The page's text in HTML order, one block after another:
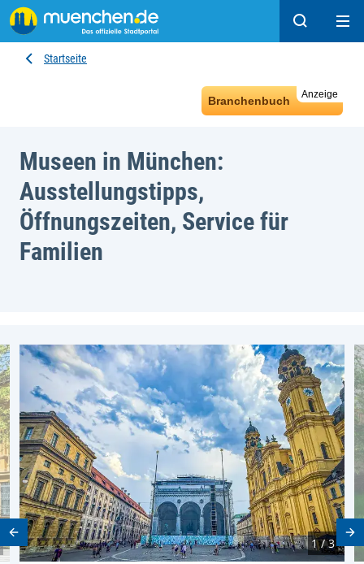
Suchen
Startseite
Anzeige
Branchenbuch
Museen in München:
Ausstellungstipps,
Öffnungszeiten, Service für
Familien
Vorheriges Element 1 / 3